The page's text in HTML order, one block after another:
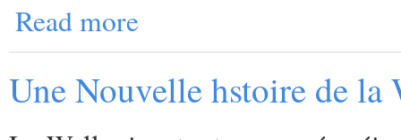
Read more
Une Nouvelle hstoire de